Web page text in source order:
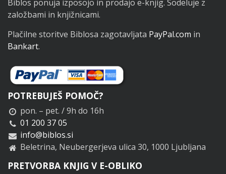
Biblos ponuja izposojo in prodajo e-knjig. Sodeluje z
založbami in knjižnicami.
Plačilne storitve Biblosa zagotavljata PayPal.com in
Bankart.
POTREBUJEŠ POMOČ?
pon. – pet. / 9h do 16h
01 200 37 05
info@biblos.si
Beletrina, Neubergerjeva ulica 30, 1000 Ljubljana
PRETVORBA KNJIG V E-OBLIKO